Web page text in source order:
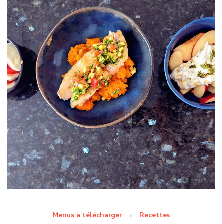
Menus à télécharger Recettes